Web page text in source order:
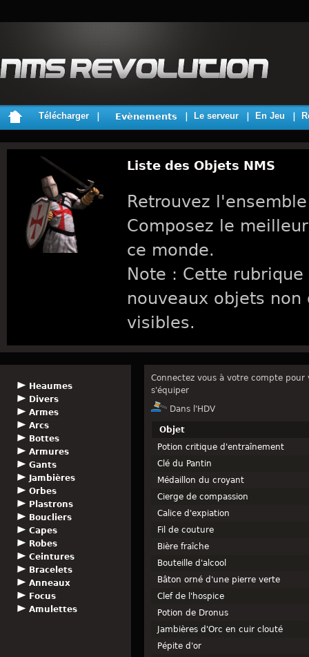
Télécharger Evènements Le serveur En Jeu
Liste des Objets NMS
Retrouvez
Composez le
ce monde.
Note : Cette
nouveaux objets
visibles.
Heaumes
Divers
Armes
Arcs
Bottes
Armures
Gants
Jambières
Orbes
Plastrons
Boucliers
Capes
Robes
Ceintures
Bracelets
Anneaux
Focus
Amulettes
Connectez vous à votre compte pour
s'équiper
Dans l'HDV
Objet
Potion critique d'entraînement
Clé du Pantin
Médaillon du croyant
Cierge de compassion
Calice d'expiation
Fil de couture
Bière fraîche
Bouteille d'alcool
Bâton orné d'une pierre verte
Clef de l'hospice
Potion de Dronus
Jambières d'Orc en cuir clouté
Pépite d'or